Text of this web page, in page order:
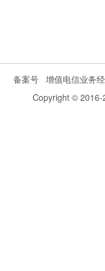
备案号 增值电信业务
Copyright © 2016-